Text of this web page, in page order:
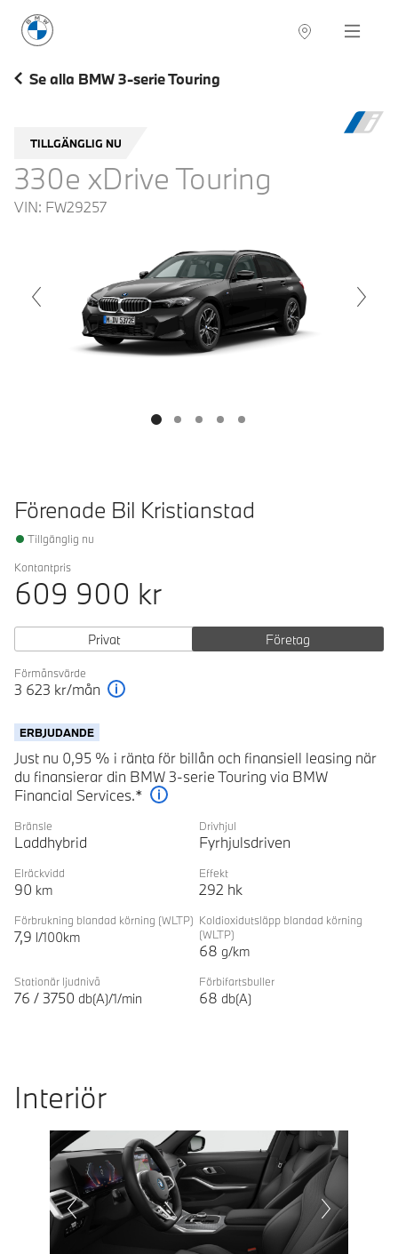
BMW Sverige Navigation
Se alla BMW 3-serie Touring
TILLGÄNGLIG NU
330e xDrive Touring
VIN: FW29257
Förenade Bil Kristianstad
Tillgänglig nu
Kontantpris
609 900 kr
Privat Företag
Förmånsvärde
3 623 kr/mån
ERBJUDANDE
Just nu 0,95 % i ränta för billån och finansiell leasing när
du finansierar din BMW 3-serie Touring via BMW
Financial Services.*
Bränsle
Laddhybrid
Drivhjul
Fyrhjulsdriven
Elräckvidd
90 km
Effekt
292 hk
Förbrukning blandad körning (WLTP)
7,9 l/100km
Koldioxidutsläpp blandad körning
(WLTP)
68 g/km
Stationär ljudnivå
76 / 3750 db(A)/1/min
Förbifartsbuller
68 db(A)
Interiör
Prevoius
Next